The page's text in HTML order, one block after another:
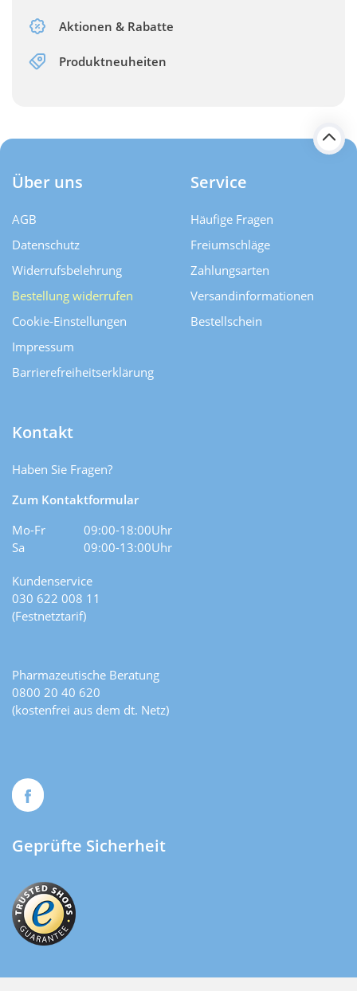
Aktionen & Rabatte
Produktneuheiten
Über uns
AGB
Datenschutz
Widerrufsbelehrung
Bestellung widerrufen
Cookie-Einstellungen
Impressum
Barrierefreiheitserklärung
Service
Häufige Fragen
Freiumschläge
Zahlungsarten
Versand­informationen
Bestellschein
Kontakt
Haben Sie Fragen?
Zum Kontaktformular
Mo-Fr
09:00-18:00Uhr
Sa
09:00-13:00Uhr
Kundenservice
030 622 008 11
(Festnetztarif)
Pharmazeutische Beratung
0800 20 40 620
(kostenfrei aus dem dt. Netz)
Geprüfte Sicherheit